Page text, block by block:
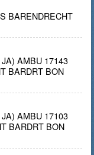
BARENDRECHT
AMBU 17143
BARDRT BON
AMBU 17103
BARDRT BON